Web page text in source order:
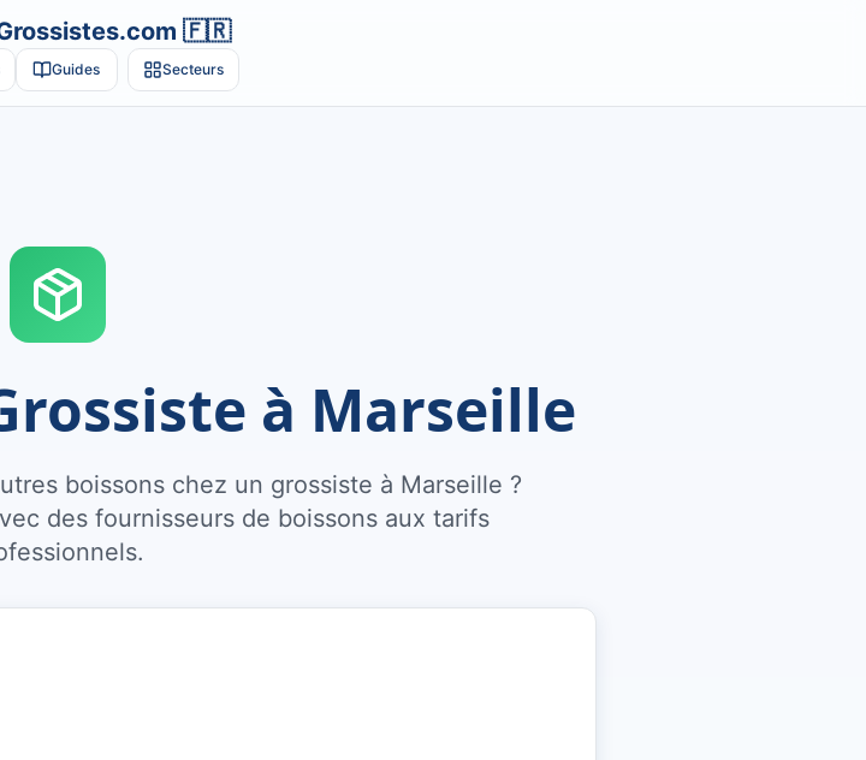
🇫🇷
Guides Secteurs
à Marseille
boissons chez un grossiste à Marseille ?
des fournisseurs de boissons aux tarifs